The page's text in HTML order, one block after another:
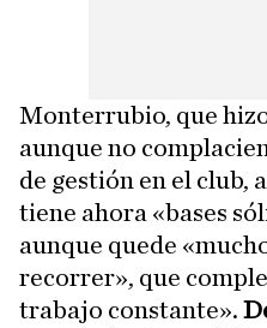
Monterrubio, que
aunque no
de gestión en el club,
tiene ahora «bases
aunque quede
recorrer», que
trabajo constante».